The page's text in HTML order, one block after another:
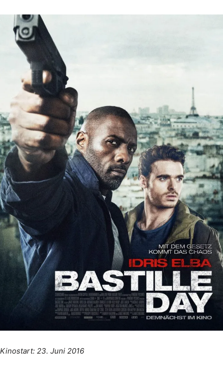
Kinostart: 23. Juni 2016